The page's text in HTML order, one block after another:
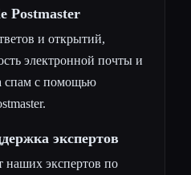
Postmaster
и открытий,
электронной почты и
спам с помощью
экспертов
наших экспертов по